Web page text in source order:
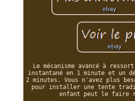
Le mécanisme avancé à
instantané en 1 minute et un
2 minutes. Vous n'avez plus
pour installer une tente
enfant peut le faire